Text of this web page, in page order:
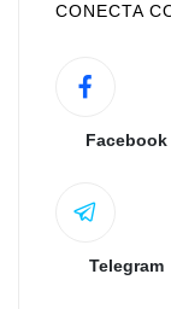
CONECTA
Facebook
Telegram